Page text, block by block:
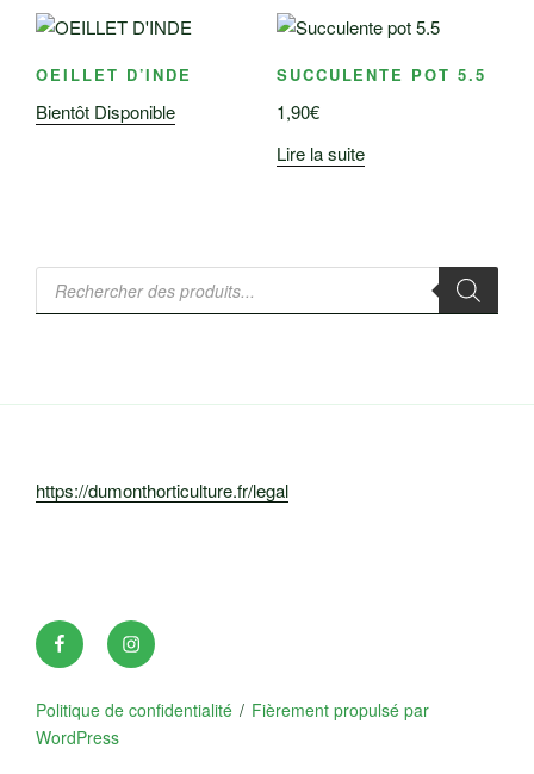
OEILLET D’INDE
Bientôt Disponible
SUCCULENTE POT 5.5
1,90€
Lire la suite
Recherche
produits
https://dumonthorticulture.fr/legal
FacebookINSTAGRAM
Politique de confidentialité
Fièrement propulsé par
WordPress